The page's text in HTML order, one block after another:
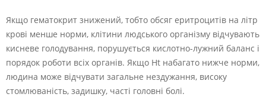
Якщо гематокрит знижений, тобто обсяг еритроцитів на літр
крові менше норми, клітини людського організму відчувають
кисневе голодування, порушується кислотно-лужний баланс і
порядок роботи всіх органів. Якщо Ht набагато нижче норми,
людина може відчувати загальне нездужання, високу
стомлюваність, задишку, часті головні болі.